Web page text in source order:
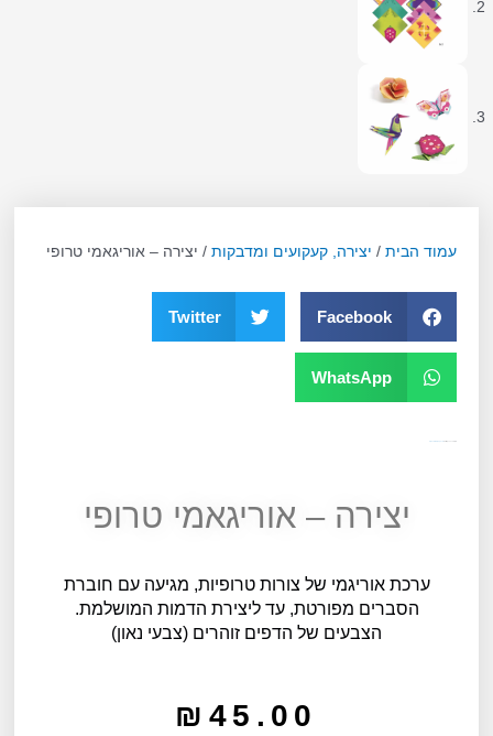
עמוד הבית / יצירה, קעקועים ומדבקות / יצירה – אוריגאמי טרופי
Facebook
Twitter
WhatsApp
יצירה – אוריגאמי טרופי
ערכת אוריגמי של צורות טרופיות, מגיעה עם חוברת
הסברים מפורטת, עד ליצירת הדמות המושלמת.
הצבעים של הדפים זוהרים (צבעי נאון)
₪ 45.00